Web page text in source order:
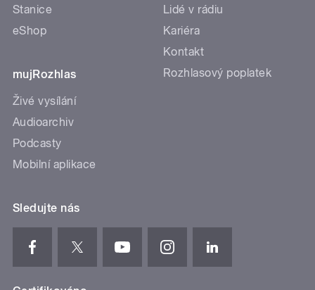
Stanice
eShop
mujRozhlas
Živé vysílání
Audioarchiv
Podcasty
Mobilní aplikace
Lidé v rádiu
Kariéra
Kontakt
Rozhlasový poplatek
Sledujte nás